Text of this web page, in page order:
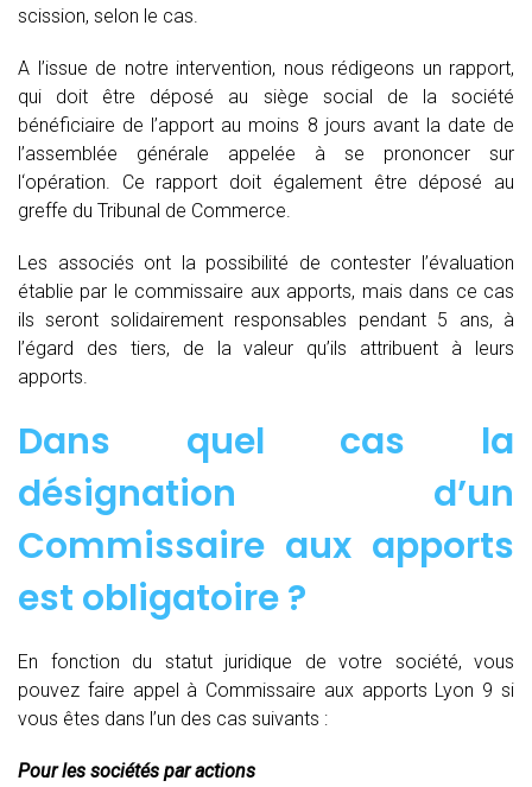
scission, selon le cas.
A l’issue de notre intervention, nous rédigeons un rapport,
qui doit être déposé au siège social de la société
bénéficiaire de l’apport au moins 8 jours avant la date de
l’assemblée générale appelée à se prononcer sur
l‘opération. Ce rapport doit également être déposé au
greffe du Tribunal de Commerce.
Les associés ont la possibilité de contester l’évaluation
établie par le commissaire aux apports, mais dans ce cas
ils seront solidairement responsables pendant 5 ans, à
l’égard des tiers, de la valeur qu’ils attribuent à leurs
apports.
Dans quel cas la
désignation d’un
Commissaire aux apports
est obligatoire ?
En fonction du statut juridique de votre société, vous
pouvez faire appel à Commissaire aux apports Lyon 9 si
vous êtes dans l’un des cas suivants :
Pour les sociétés par actions